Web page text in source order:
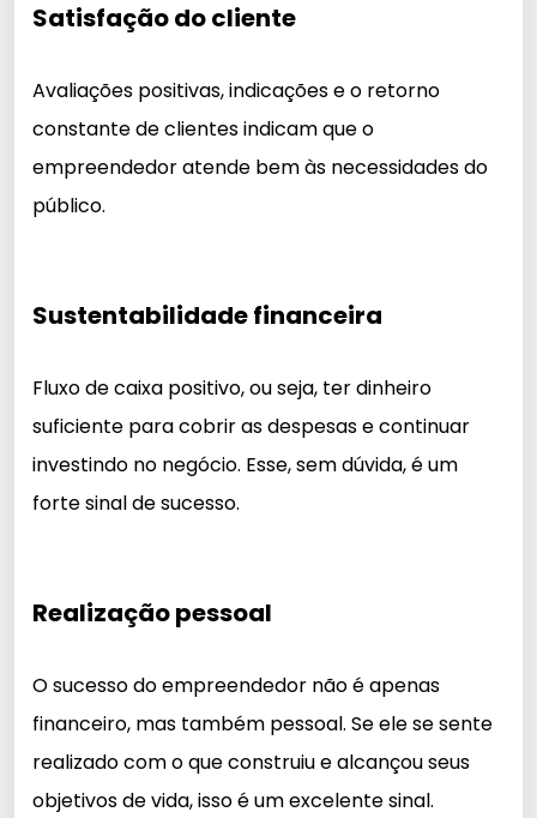
Satisfação do cliente
Avaliações positivas, indicações e o retorno
constante de clientes indicam que o
empreendedor atende bem às necessidades do
público.
Sustentabilidade financeira
Fluxo de caixa positivo, ou seja, ter dinheiro
suficiente para cobrir as despesas e continuar
investindo no negócio. Esse, sem dúvida, é um
forte sinal de sucesso.
Realização pessoal
O sucesso do empreendedor não é apenas
financeiro, mas também pessoal. Se ele se sente
realizado com o que construiu e alcançou seus
objetivos de vida, isso é um excelente sinal.